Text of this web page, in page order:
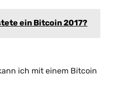
ein Bitcoin 2017?
ich mit einem Bitcoin